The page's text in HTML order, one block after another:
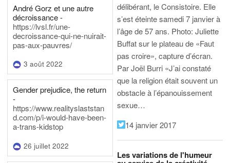
André Gorz et une autre
décroissance -
https://lvsl.fr/une-
decroissance-qui-ne-nuirait-
pas-aux-pauvres/
3 août 2022
Gender prejudice, the return
-
https://www.realityslaststan
d.com/p/i-would-have-been-
a-trans-kidstop
26 juillet 2022
délibérant, le Consistoire. Elle
s’est éteinte samedi 7 janvier à
l’âge de 57 ans. Photo: Juliette
Buffat sur le plateau de «Faut
pas croire», capture d’écran.
Par Joël Burri «J’ai constaté
que la religion était souvent un
obstacle à l’épanouissement
sexue…
14 janvier 2017
Les variations de l'humeur